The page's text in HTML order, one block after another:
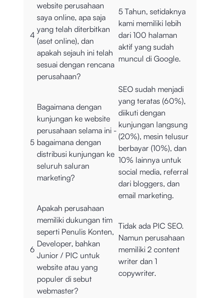
4
website perusahaan
saya online, apa saja
yang telah diterbitkan
(aset online), dan
apakah sejauh ini telah
sesuai dengan rencana
perusahaan?
5 Tahun, setidaknya
kami memiliki lebih
dari 100 halaman
aktif yang sudah
muncul di Google.
5
Bagaimana dengan
kunjungan ke website
perusahaan selama ini -
bagaimana dengan
distribusi kunjungan ke
seluruh saluran
marketing?
SEO sudah menjadi
yang teratas (60%),
diikuti dengan
kunjungan langsung
(20%), mesin telusur
berbayar (10%), dan
10% lainnya untuk
social media, referral
dari bloggers, dan
email marketing.
6
Apakah perusahaan
memiliki dukungan tim
seperti Penulis Konten,
Developer, bahkan
Junior / PIC untuk
website atau yang
populer di sebut
webmaster?
Tidak ada PIC SEO.
Namun perusahaan
memiliki 2 content
writer dan 1
copywriter.